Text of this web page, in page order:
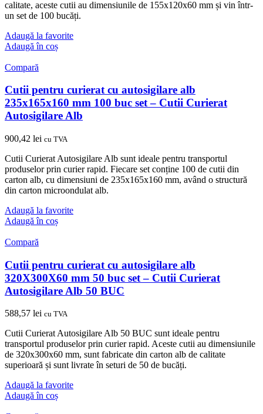
calitate, aceste cutii au dimensiunile de 155x120x60 mm și vin într-
un set de 100 bucăți.
Adaugă la favorite
Adaugă în coș
Compară
Cutii pentru curierat cu autosigilare alb
235x165x160 mm 100 buc set – Cutii Curierat
Autosigilare Alb
900,42 lei cu TVA
Cutii Curierat Autosigilare Alb sunt ideale pentru transportul
produselor prin curier rapid. Fiecare set conține 100 de cutii din
carton alb, cu dimensiuni de 235x165x160 mm, având o structură
din carton microondulat alb.
Adaugă la favorite
Adaugă în coș
Compară
Cutii pentru curierat cu autosigilare alb
320X300X60 mm 50 buc set – Cutii Curierat
Autosigilare Alb 50 BUC
588,57 lei cu TVA
Cutii Curierat Autosigilare Alb 50 BUC sunt ideale pentru
transportul produselor prin curier rapid. Aceste cutii au dimensiunile
de 320x300x60 mm, sunt fabricate din carton alb de calitate
superioară și sunt livrate în seturi de 50 de bucăți.
Adaugă la favorite
Adaugă în coș